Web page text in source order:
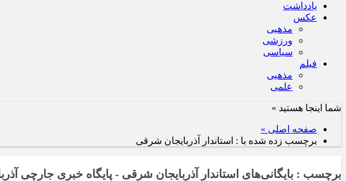
یادداشت
عکس
مذهبی
ورزشی
سیاسی
فیلم
مذهبی
علمی
شما اینجا هستید »
صفحه اصلی »
برچسب زده شده با : استاندار آذربایجان شرقی
برچسب : بایگانی‌های استاندار آذربایجان شرقی - پایگاه خبری جارچی